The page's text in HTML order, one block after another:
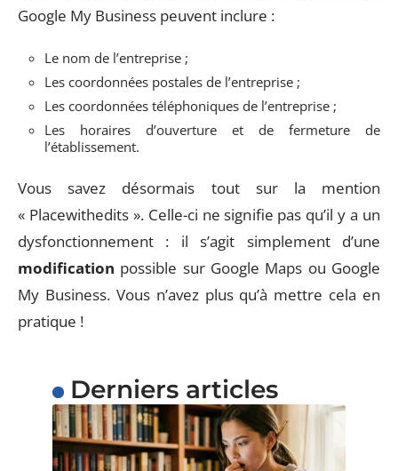
Google My Business peuvent inclure :
Le nom de l’entreprise ;
Les coordonnées postales de l’entreprise ;
Les coordonnées téléphoniques de l’entreprise ;
Les horaires d’ouverture et de fermeture de
l’établissement.
Vous savez désormais tout sur la mention
« Placewithedits ». Celle-ci ne signifie pas qu’il y a un
dysfonctionnement : il s’agit simplement d’une
modification possible sur Google Maps ou Google
My Business. Vous n’avez plus qu’à mettre cela en
pratique !
Derniers articles